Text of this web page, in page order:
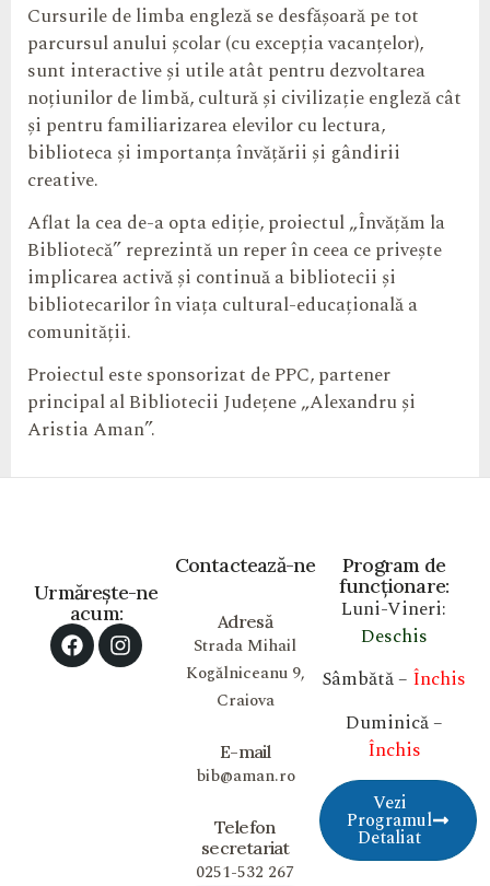
Cursurile de limba engleză se desfășoară pe tot
parcursul anului școlar (cu excepția vacanțelor),
sunt interactive și utile atât pentru dezvoltarea
noțiunilor de limbă, cultură și civilizație engleză cât
și pentru familiarizarea elevilor cu lectura,
biblioteca și importanța învățării și gândirii
creative.
Aflat la cea de-a opta ediție, proiectul „Învățăm la
Bibliotecă” reprezintă un reper în ceea ce privește
implicarea activă și continuă a bibliotecii și
bibliotecarilor în viața cultural-educațională a
comunității.
Proiectul este sponsorizat de PPC, partener
principal al Bibliotecii Județene „Alexandru și
Aristia Aman”.
Program de
funcționare:
Luni-Vineri:
Deschis
Sâmbătă – Închis
Duminică –
Închis
Vezi
Programul
Detaliat
Contactează-ne
Adresă
Strada Mihail
Kogălniceanu 9,
Craiova
E-mail
bib@aman.ro
Telefon
secretariat
0251-532 267
Urmărește-ne
acum: